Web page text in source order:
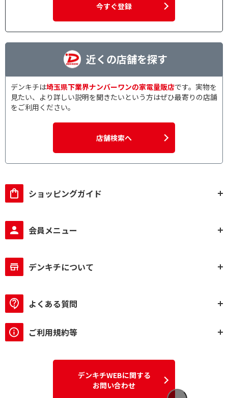
今すぐ登録
近くの店舗を探す
デンキチは埼玉県下業界ナンバーワンの家電量販店です。実物を
見たい、より詳しい説明を聞きたいという方はぜひ最寄りの店舗
をご利用ください。
店舗検索へ
ショッピングガイド
会員メニュー
デンキチについて
よくある質問
ご利用規約等
デンキチWEBに関する
お問い合わせ